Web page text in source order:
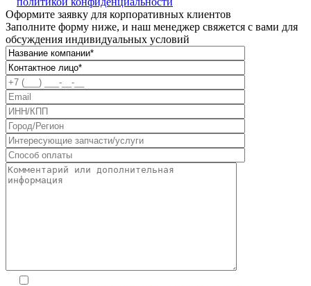
Оформите заявку для корпоративных клиентов
Заполните форму ниже, и наш менеджер свяжется с вами для
обсуждения индивидуальных условий